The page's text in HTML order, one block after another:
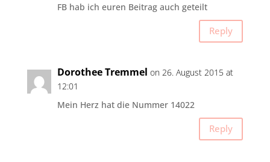
FB hab ich euren Beitrag auch geteilt
Reply
Dorothee Tremmel on 26. August 2015 at
12:01
Mein Herz hat die Nummer 14022
Reply